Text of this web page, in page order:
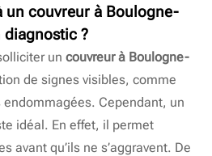
uncouvreur à Boulogne-
?
uncouvreur à Boulogne-
de signes visibles, comme
Cependant, un
idéal. En effet, il permet
avant qu’ils ne s’aggravent. De